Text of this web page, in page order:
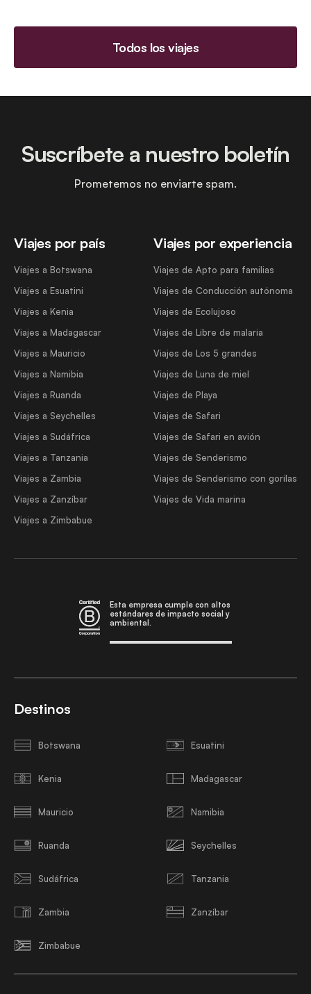
Todos los viajes
Viajes por país
Viajes a Botswana
Viajes a Esuatini
Viajes a Kenia
Viajes a Madagascar
Viajes a Mauricio
Viajes a Namibia
Viajes a Ruanda
Viajes a Seychelles
Viajes a Sudáfrica
Viajes a Tanzania
Viajes a Zambia
Viajes a Zanzíbar
Viajes a Zimbabue
Viajes por experiencia
Viajes de Apto para familias
Viajes de Conducción autónoma
Viajes de Ecolujoso
Viajes de Libre de malaria
Viajes de Los 5 grandes
Viajes de Luna de miel
Viajes de Playa
Viajes de Safari
Viajes de Safari en avión
Viajes de Senderismo
Viajes de Senderismo con gorilas
Viajes de Vida marina
Suscríbete a nuestro boletín
Prometemos no enviarte spam.
Esta empresa cumple con altos
estándares de impacto social y
ambiental.
Destinos
Botswana Esuatini
Kenia Madagascar
Mauricio Namibia
Ruanda Seychelles
Sudáfrica Tanzania
Zambia Zanzíbar
Zimbabue